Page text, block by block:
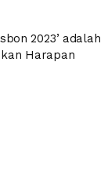
2023’ adalah
Harapan